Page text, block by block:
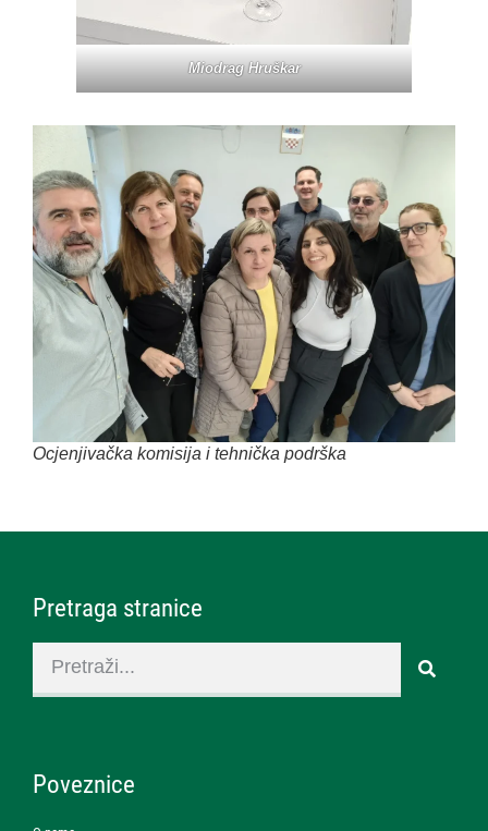
Miodrag Hruškar
Ocjenjivačka komisija i tehnička podrška
Pretraga stranice
Poveznice